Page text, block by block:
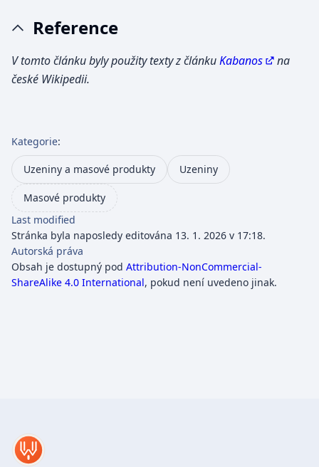
Reference
V tomto článku byly použity texty z článkuKabanos
na
české Wikipedii.
Kategorie:
Uzeniny a masové produkty Uzeniny
Masové produkty
Last modified
Stránka byla naposledy editována 13. 1. 2026 v 17:18.
Autorská práva
Obsah je dostupný pod Attribution-NonCommercial-
ShareAlike 4.0 International, pokud není uvedeno jinak.